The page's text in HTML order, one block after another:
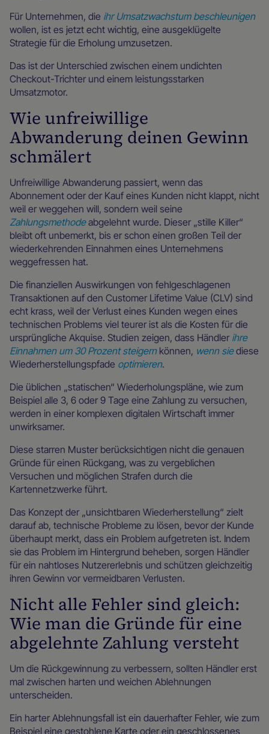
Für Unternehmen, die ihr Umsatzwachstum beschleunigen
wollen, ist es jetzt echt wichtig, eine ausgeklügelte
Strategie für die Erholung umzusetzen.
Das ist der Unterschied zwischen einem undichten
Checkout-Trichter und einem leistungsstarken
Umsatzmotor.
Wie unfreiwillige
Abwanderung deinen Gewinn
schmälert
Unfreiwillige Abwanderung passiert, wenn das
Abonnement oder der Kauf eines Kunden nicht klappt, nicht
weil er weggehen will, sondern weil seine
Zahlungsmethodeabgelehnt wurde. Dieser „stille Killer“
bleibt oft unbemerkt, bis er schon einen großen Teil der
wiederkehrenden Einnahmen eines Unternehmens
weggefressen hat.
Die finanziellen Auswirkungen von fehlgeschlagenen
Transaktionen auf den Customer Lifetime Value (CLV) sind
echt krass, weil der Verlust eines Kunden wegen eines
technischen Problems viel teurer ist als die Kosten für die
ursprüngliche Akquise. Studien zeigen, dass Händler ihre
Einnahmen um 30 Prozent steigernkönnen, wenn siediese
Wiederherstellungspfade optimieren.
Die üblichen „statischen“ Wiederholungspläne, wie zum
Beispiel alle 3, 6 oder 9 Tage eine Zahlung zu versuchen,
werden in einer komplexen digitalen Wirtschaft immer
unwirksamer.
Diese starren Muster berücksichtigen nicht die genauen
Gründe für einen Rückgang, was zu vergeblichen
Versuchen und möglichen Strafen durch die
Kartennetzwerke führt.
Das Konzept der „unsichtbaren Wiederherstellung“ zielt
darauf ab, technische Probleme zu lösen, bevor der Kunde
überhaupt merkt, dass ein Problem aufgetreten ist. Indem
sie das Problem im Hintergrund beheben, sorgen Händler
für ein nahtloses Nutzererlebnis und schützen gleichzeitig
ihren Gewinn vor vermeidbaren Verlusten.
Nicht alle Fehler sind gleich:
Wie man die Gründe für eine
abgelehnte Zahlung versteht
Um die Rückgewinnung zu verbessern, sollten Händler erst
mal zwischen harten und weichen Ablehnungen
unterscheiden.
Ein harter Ablehnungsfall ist ein dauerhafter Fehler, wie zum
Beispiel eine gestohlene Karte oder ein geschlossenes